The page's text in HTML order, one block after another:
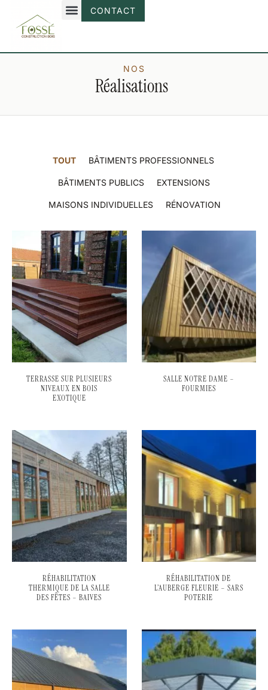
CONTACT
NOS
Réalisations
TOUT BÂTIMENTS PROFESSIONNELS
BÂTIMENTS PUBLICS EXTENSIONS
MAISONS INDIVIDUELLES RÉNOVATION
TERRASSE SUR PLUSIEURS
NIVEAUX EN BOIS
EXOTIQUE
SALLE NOTRE DAME –
FOURMIES
RÉHABILITATION
THERMIQUE DE LA SALLE
DES FÊTES – BAIVES
RÉHABILITATION DE
L’AUBERGE FLEURIE – SARS
POTERIE